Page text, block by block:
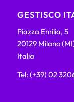
GESTISCO
Piazza Emilia, 5
20129 Milano
Italia
Tel: (+39) 02